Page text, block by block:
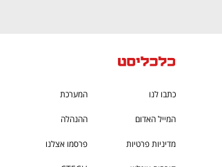
כתבו לנו המערכת
המייל האדום ההנהלה
מדיניות פרטיות פרסמו אצלנו